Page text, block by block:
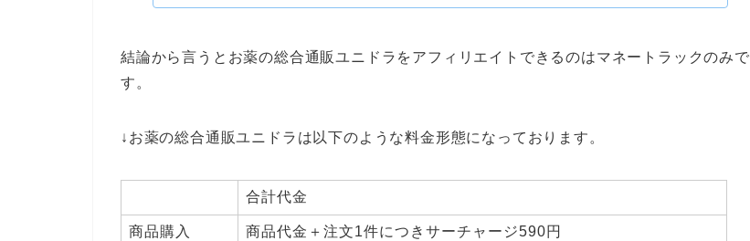
結論から言うとお薬の総合通販ユニドラをアフィリエイトできるのはマネートラックのみで
す。
↓お薬の総合通販ユニドラは以下のような料金形態になっております。
合計代金
商品購入 商品代金＋注文1件につきサーチャージ590円